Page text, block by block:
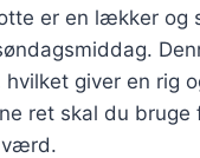
er en lækker
hvilket giver en rig
ret skal du
værd.